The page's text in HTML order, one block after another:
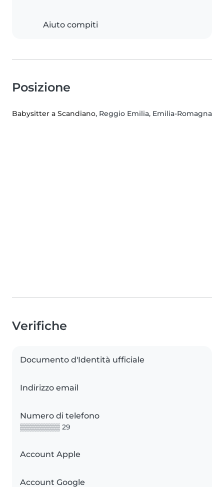
Aiuto compiti
Posizione
Babysitter a Scandiano, Reggio Emilia, Emilia-Romagna
Verifiche
Documento d'Identità ufficiale
Indirizzo email
Numero di telefono
▒▒▒▒▒▒▒▒ 29
Account Apple
Account Google